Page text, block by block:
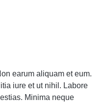
earum aliquam et eum.
iure et ut nihil. Labore
Minima neque